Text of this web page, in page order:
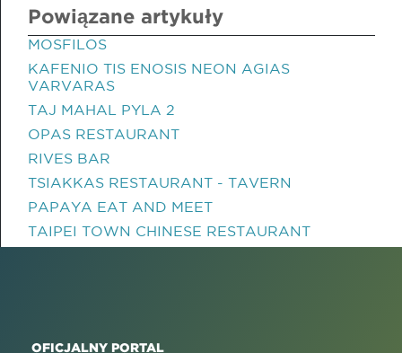
Powiązane artykuły
MOSFILOS
KAFENIO TIS ENOSIS NEON AGIAS
VARVARAS
TAJ MAHAL PYLA 2
OPAS RESTAURANT
RIVES BAR
TSIAKKAS RESTAURANT - TAVERN
PAPAYA EAT AND MEET
TAIPEI TOWN CHINESE RESTAURANT
OFICJALNY PORTAL